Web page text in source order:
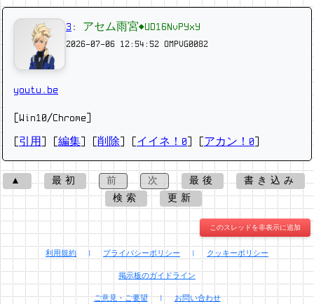
3 : アセム雨宮◆UD16NvPYxY
2026-07-06 12:54:52 OMPVG0082
youtu.be
[Win10/Chrome]
引用 編集 削除 イイネ！0 アカン！0
▲ 最初 前 次 最後
書き込み
検索
更新
このスレッドを非表示に追加
利用規約 | プライバシーポリシー | クッキーポリシー
掲示板のガイドライン
ご意見・ご要望 | お問い合わせ